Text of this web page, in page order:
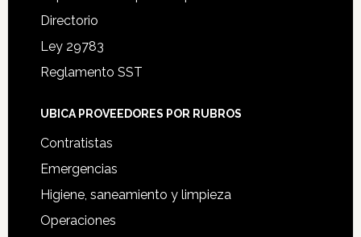
Directorio
Ley 29783
Reglamento SST
UBICA PROVEEDORES POR RUBROS
Contratistas
Emergencias
Higiene, saneamiento y limpieza
Operaciones